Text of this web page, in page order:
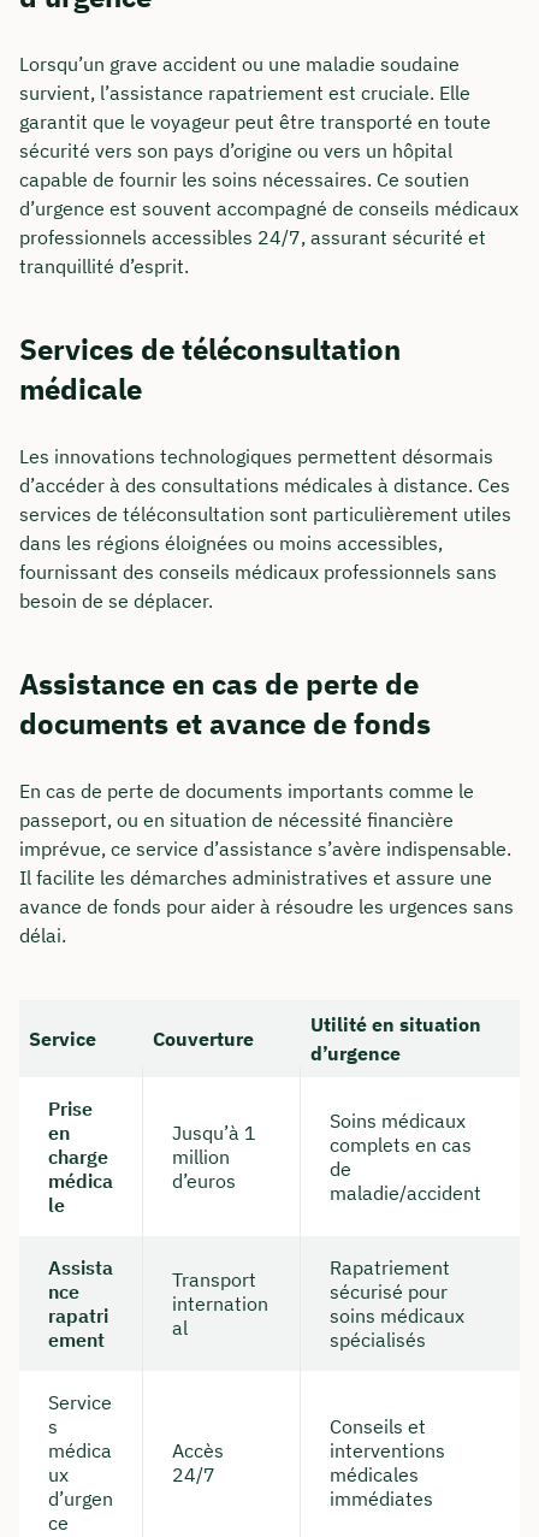
Lorsqu’un grave accident ou une maladie soudaine
survient, l’assistance rapatriement est cruciale. Elle
garantit que le voyageur peut être transporté en toute
sécurité vers son pays d’origine ou vers un hôpital
capable de fournir les soins nécessaires. Ce soutien
d’urgence est souvent accompagné de conseils médicaux
professionnels accessibles 24/7, assurant sécurité et
tranquillité d’esprit.
Services de téléconsultation
médicale
Les innovations technologiques permettent désormais
d’accéder à des consultations médicales à distance. Ces
services de téléconsultation sont particulièrement utiles
dans les régions éloignées ou moins accessibles,
fournissant des conseils médicaux professionnels sans
besoin de se déplacer.
Assistance en cas de perte de
documents et avance de fonds
En cas de perte de documents importants comme le
passeport, ou en situation de nécessité financière
imprévue, ce service d’assistance s’avère indispensable.
Il facilite les démarches administratives et assure une
avance de fonds pour aider à résoudre les urgences sans
délai.
Service Couverture
Utilité en situation
d’urgence
Prise
en
charge
médica
le
Jusqu’à 1
million
d’euros
Soins médicaux
complets en cas
de
maladie/accident
Assista
nce
rapatri
ement
Transport
internation
al
Rapatriement
sécurisé pour
soins médicaux
spécialisés
Service
s
médica
ux
d’urgen
ce
Accès
24/7
Conseils et
interventions
médicales
immédiates
Ou réservez une réunion web gratuite
Calcul de tous les coûts en direct et par
partage d'écran
Apprenez à nous connaître personnellement,
en direct et en couleur